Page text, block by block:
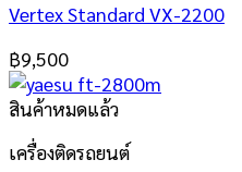
Vertex Standard VX-2200
฿9,500
สินค้าหมดแล้ว
เครื่องติดรถยนต์